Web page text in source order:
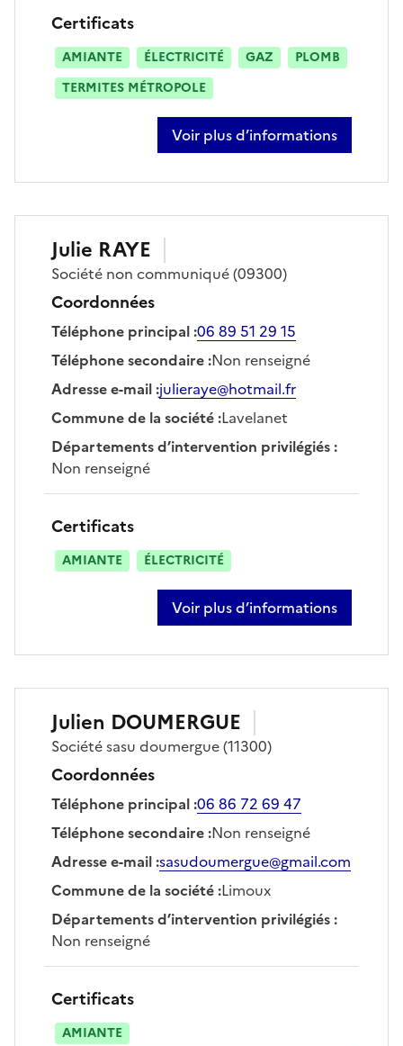
Certificats
AMIANTE ÉLECTRICITÉ GAZ
PLOMB
TERMITES MÉTROPOLE
Voir plus d’informations
sur sébastien mareille
Julie RAYE
Société non communiqué(09300)
Coordonnées
Téléphone principal:06 89 51 29 15
Téléphone secondaire:Non renseigné
Adresse e-mail:julieraye@hotmail.fr
Commune de la société:Lavelanet
Départements d’intervention privilégiés:
Non renseigné
Certificats
AMIANTE ÉLECTRICITÉ
Voir plus d’informations
sur julie raye
Julien DOUMERGUE
Sociétésasu doumergue(11300)
Coordonnées
Téléphone principal:06 86 72 69 47
Téléphone secondaire:Non renseigné
Adresse e-mail:sasudoumergue@gmail.com
Commune de la société:Limoux
Départements d’intervention privilégiés:
Non renseigné
Certificats
AMIANTE